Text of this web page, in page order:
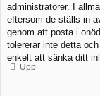
administratörer. I
eftersom de ställs in
genom att posta i
tolererar inte detta
enkelt att sänka ditt
Upp